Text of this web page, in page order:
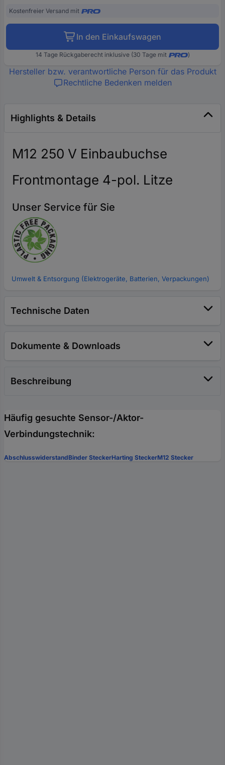
Kostenfreier Versand mit
In den Einkaufswagen
14 Tage Rückgaberecht inklusive (30 Tage mit )
Hersteller bzw. verantwortliche Person für das Produkt
Rechtliche Bedenken melden
Highlights & Details
M12 250 V Einbaubuchse
Frontmontage 4-pol. Litze
Unser Service für Sie
Umwelt & Entsorgung (Elektrogeräte, Batterien, Verpackungen)
Technische Daten
Dokumente & Downloads
Beschreibung
Häufig gesuchte Sensor-/Aktor-
Verbindungstechnik:
AbschlusswiderstandBinder SteckerHarting SteckerM12 Stecker